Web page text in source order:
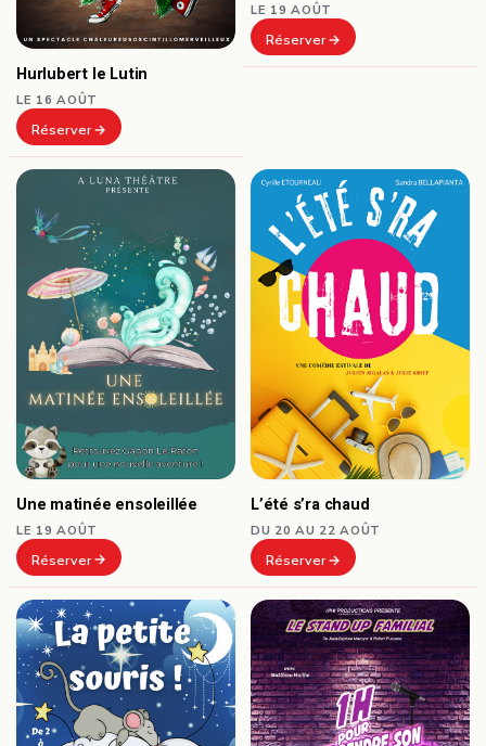
Hurlubert le Lutin
LE 16 AOÛT
Réserver
LE 19 AOÛT
Réserver
Une matinée ensoleillée
LE 19 AOÛT
Réserver
L’été s’ra chaud
DU 20 AU 22 AOÛT
Réserver